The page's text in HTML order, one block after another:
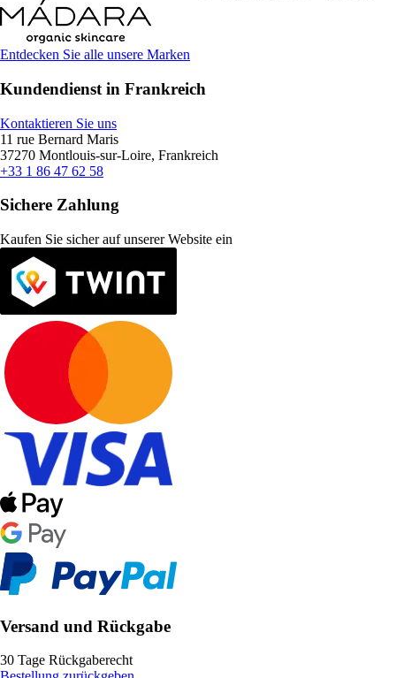
Entdecken Sie alle unsere Marken
Kundendienst in Frankreich
Kontaktieren Sie uns
11 rue Bernard Maris
37270 Montlouis-sur-Loire, Frankreich
+33 1 86 47 62 58
Sichere Zahlung
Kaufen Sie sicher auf unserer Website ein
Versand und Rückgabe
30 Tage Rückgaberecht